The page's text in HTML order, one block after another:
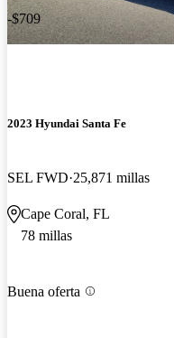
-$709
2023 Hyundai Santa Fe
SEL FWD 25,871 millas
Cape Coral, FL
78 millas
Buena oferta